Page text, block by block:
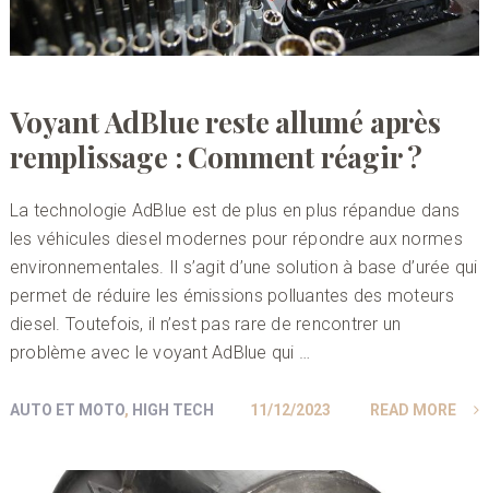
Voyant AdBlue reste allumé après
remplissage : Comment réagir ?
La technologie AdBlue est de plus en plus répandue dans
les véhicules diesel modernes pour répondre aux normes
environnementales. Il s’agit d’une solution à base d’urée qui
permet de réduire les émissions polluantes des moteurs
diesel. Toutefois, il n’est pas rare de rencontrer un
problème avec le voyant AdBlue qui …
AUTO ET MOTO, HIGH TECH 11/12/2023 READ MORE